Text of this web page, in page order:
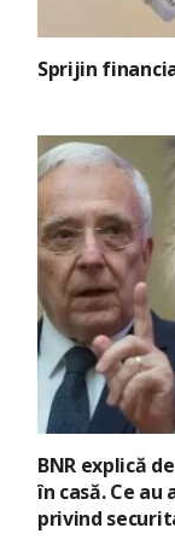
Sprijin
BNR explică
în casă. Ce
privind